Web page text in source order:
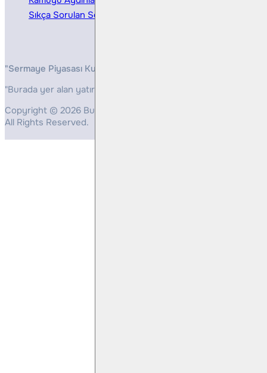
Sıkça Sorulan Sorular
"Sermaye Piyasası Kurulunun, Yatırım Hizmetleri ve
"Burada yer alan yatırım bilgi, yorum ve tavsiyeleri yatırım
Copyright © 2026 Bulls Yatırım Menkul Değerler
All Rights Reserved.